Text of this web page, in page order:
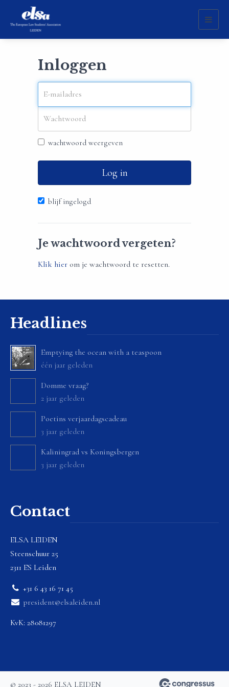
Inloggen
wachtwoord weergeven
Log in
blijf ingelogd
Je wachtwoord vergeten?
Klik hier om je wachtwoord te resetten.
Headlines
Emptying the ocean with a teaspoon
één jaar geleden
Domme vraag?
2 jaar geleden
Poetins verjaardagscadeau
3 jaar geleden
Kaliningrad vs Koningsbergen
3 jaar geleden
Contact
ELSA LEIDEN
Steenschuur 25
2311 ES Leiden
+31 6 43 16 71 45
president@elsaleiden.nl
KvK: 28081297
© 2023 - 2026 ELSA LEIDEN